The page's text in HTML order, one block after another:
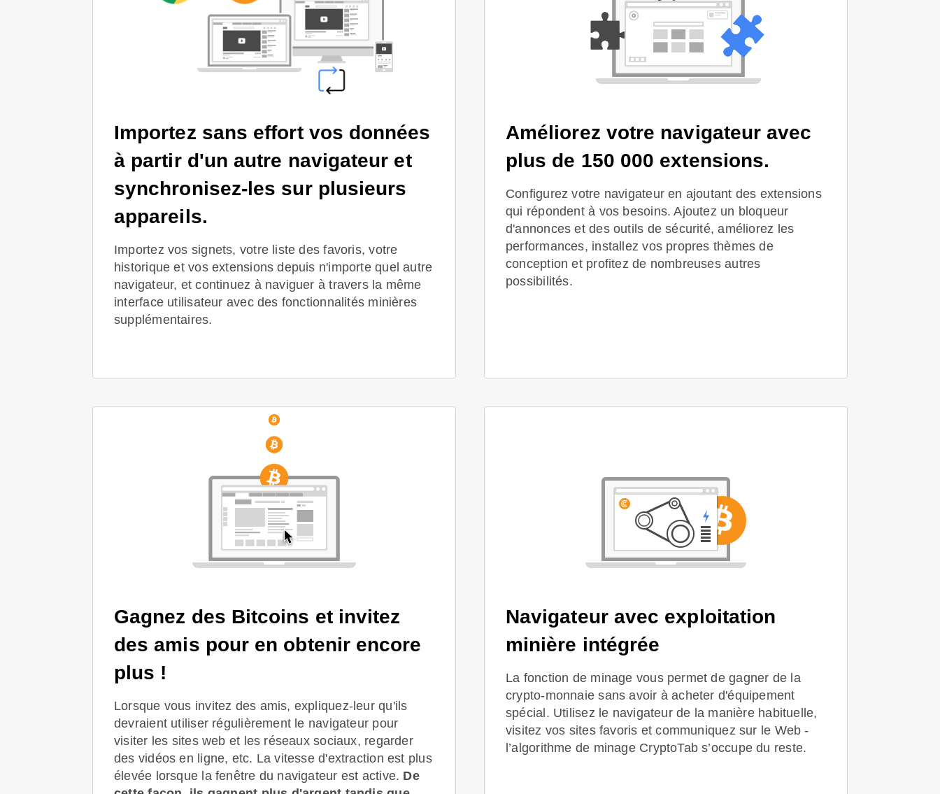
Importez sans effort vos données
à partir d'un autre navigateur et
synchronisez-les sur plusieurs
appareils.
Importez vos signets, votre liste des favoris, votre
historique et vos extensions depuis n'importe quel autre
navigateur, et continuez à naviguer à travers la même
interface utilisateur avec des fonctionnalités minières
supplémentaires.
Améliorez votre navigateur avec
plus de 150 000 extensions.
Configurez votre navigateur en ajoutant des extensions
qui répondent à vos besoins. Ajoutez un bloqueur
d'annonces et des outils de sécurité, améliorez les
performances, installez vos propres thèmes de
conception et profitez de nombreuses autres
possibilités.
Gagnez des Bitcoins et invitez
des amis pour en obtenir encore
plus !
Lorsque vous invitez des amis, expliquez-leur qu'ils
devraient utiliser régulièrement le navigateur pour
visiter les sites web et les réseaux sociaux, regarder
des vidéos en ligne, etc. La vitesse d'extraction est plus
élevée lorsque la fenêtre du navigateur est active. De
Navigateur avec exploitation
minière intégrée
La fonction de minage vous permet de gagner de la
crypto-monnaie sans avoir à acheter d'équipement
spécial. Utilisez le navigateur de la manière habituelle,
visitez vos sites favoris et communiquez sur le Web -
l’algorithme de minage CryptoTab s’occupe du reste.